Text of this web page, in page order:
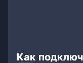
Как